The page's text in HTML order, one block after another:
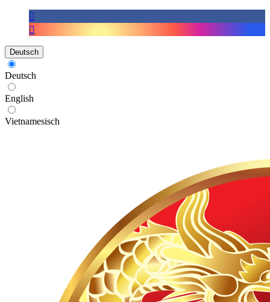
Deutsch
Deutsch
English
Vietnamesisch